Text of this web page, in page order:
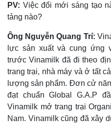
Thể thao
Lịch thi đấu bóng đá
Thế giới thể thao
eSports
PV: Việc đổi mới sáng tạo
tảng nào?
Ông Nguyễn Quang Trí:
lực sản xuất và cung ứng
trước Vinamilk đã đi theo
trang trại, nhà máy và ở tất
lượng sản phẩm. Đơn cử
đạt chuẩn Global G.A.P
Vinamilk mở trang trại
Nam. Vinamilk cũng đã xây